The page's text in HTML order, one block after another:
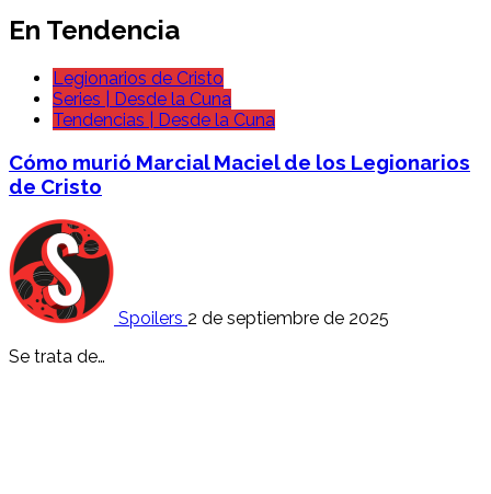
En Tendencia
Legionarios de Cristo
Series | Desde la Cuna
Tendencias | Desde la Cuna
Cómo murió Marcial Maciel de los Legionarios
de Cristo
Spoilers 2 de septiembre de 2025
Se trata de…